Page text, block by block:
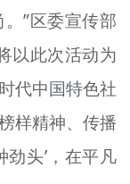
”区委宣传部
以此次活动为
代中国特色社
样精神、传播
头’，在平凡